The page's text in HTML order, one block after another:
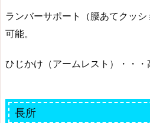
ランバーサポート（腰あてクッ
可能。
ひじかけ（アームレスト）・・・
長所